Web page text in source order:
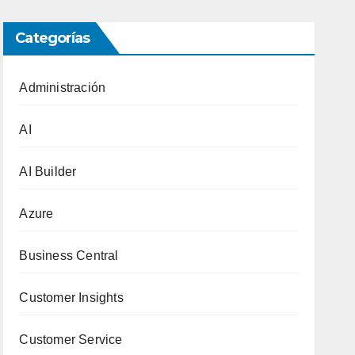
Categorías
Administración
AI
AI Builder
Azure
Business Central
Customer Insights
Customer Service